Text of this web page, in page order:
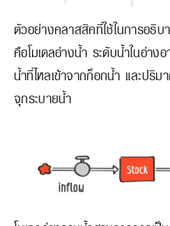
ตัวอย่างคลาสสิคที่ใช้ในการอธิ
คือโมเดลอ่างน้ำ ระดับน้ำในอ่า
น้ำที่ไหลเข้าจากก็อกน้ำ และปริ
จุกระบายน้ำ